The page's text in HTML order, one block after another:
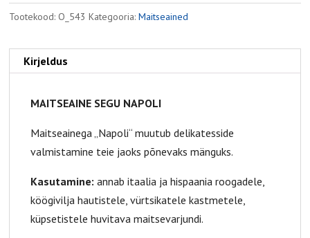
Tootekood: О_543 Kategooria:Maitseained
Kirjeldus
MAITSEAINE SEGU NAPOLI
Maitseainega „Napoli“ muutub delikatesside
valmistamine teie jaoks põnevaks mänguks.
Kasutamine: annab itaalia ja hispaania roogadele,
köögivilja hautistele, vürtsikatele kastmetele,
küpsetistele huvitava maitsevarjundi.